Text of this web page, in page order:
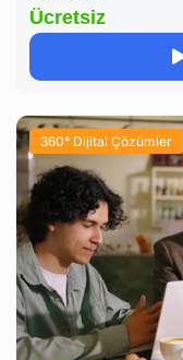
Ücretsiz
360° Dijital Çözümler